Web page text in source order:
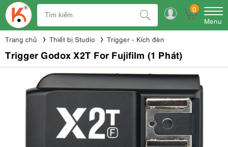
0
Menu
Trang chủ Thiết bị Studio Trigger - Kích đèn
Trigger Godox X2T For Fujifilm (1 Phát)